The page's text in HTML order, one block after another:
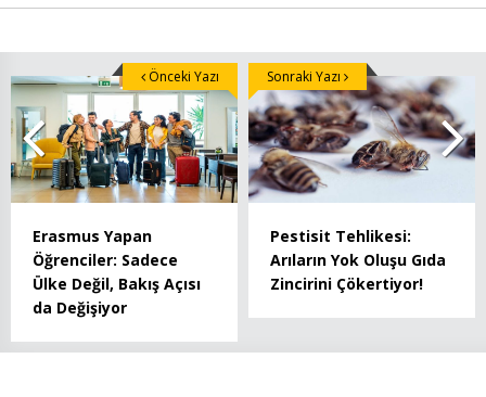
Erasmus Yapan
Öğrenciler: Sadece
Ülke Değil, Bakış Açısı
da Değişiyor
Önceki Yazı
Pestisit Tehlikesi:
Arıların Yok Oluşu Gıda
Zincirini Çökertiyor!
Sonraki Yazı